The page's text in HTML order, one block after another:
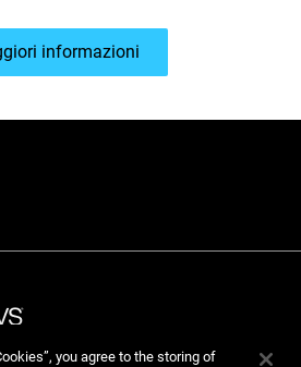
informazioni
you agree to the storing of